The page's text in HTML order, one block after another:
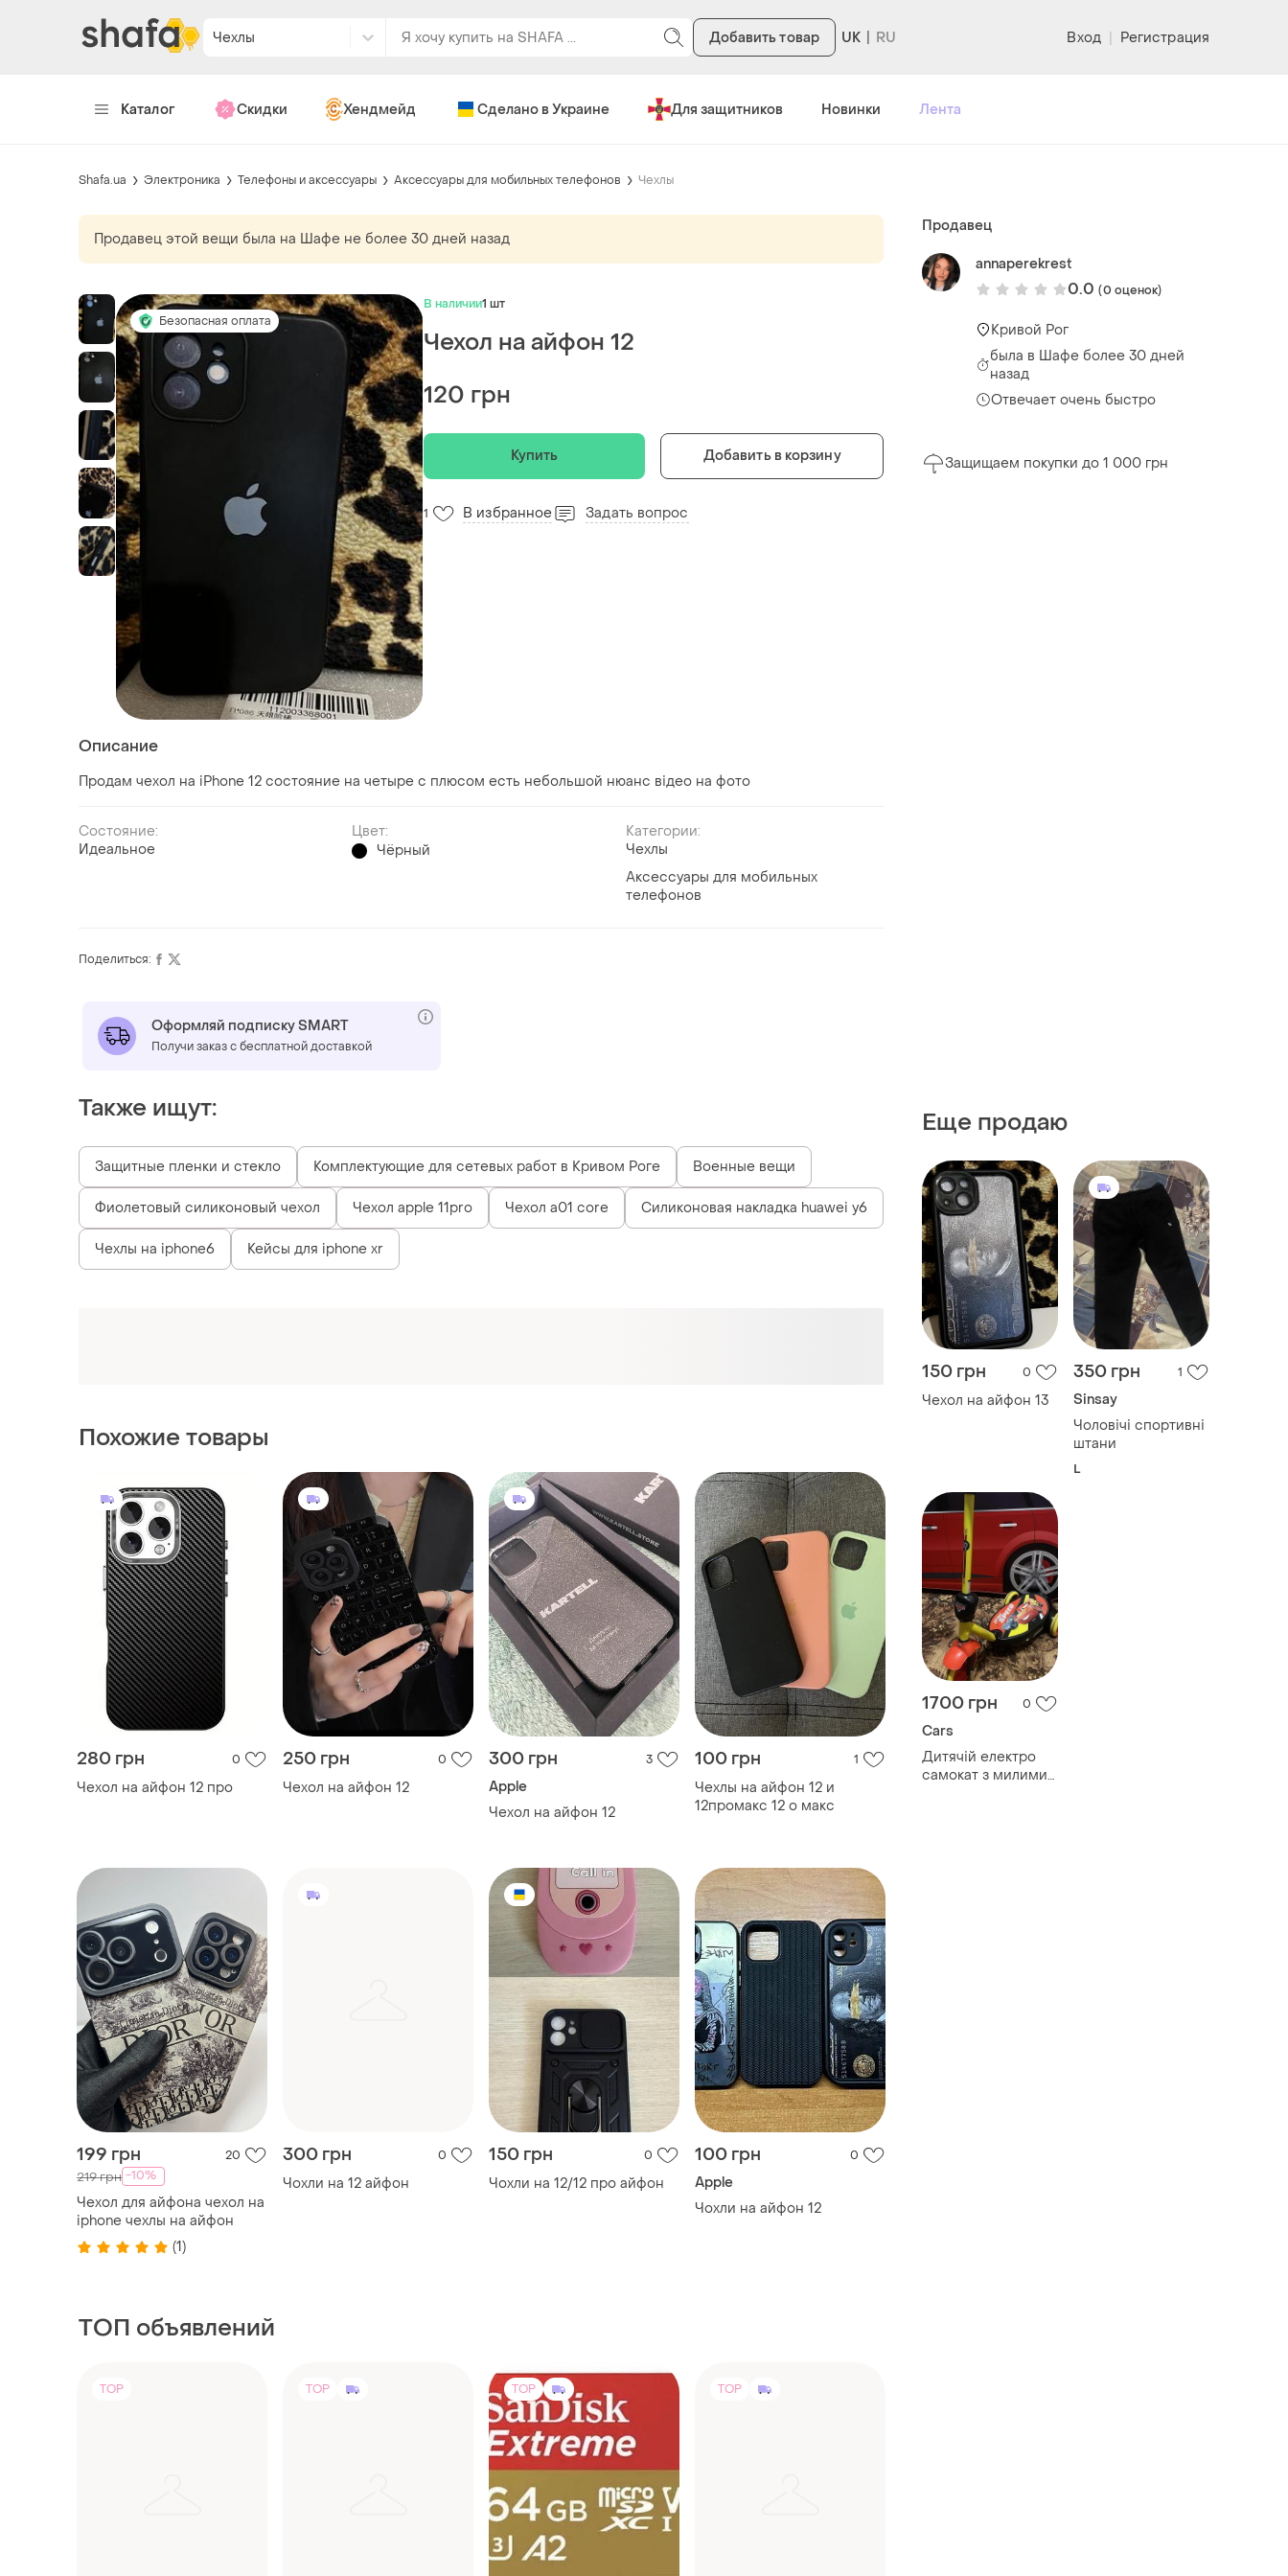
Чехлы Добавить товар UK Вход | Регистрация
Каталог Скидки Хендмейд Сделано в Украине Для защитников Новинки Лента
Shafa.ua Электроника Телефоны и аксессуары Аксессуары для мобильных телефонов Чехлы
Продавец этой вещи была на Шафе не более 30 дней назад
Безопасная оплата
В наличии1 шт
Чехол на айфон 12
120 грн
Купить Добавить в корзину
1 В избранное Задать вопрос
Описание
Продам чехол на iPhone 12 состояние на четыре с плюсом есть небольшой нюанс відео на фото
Состояние:
Идеальное
Цвет:
Чёрный
Категории:
Чехлы
Аксессуары для мобильных
телефонов
Продавец
annaperekrest
0.0 (0 оценок)
Кривой Рог
была в Шафе более 30 дней
назад
Отвечает очень быстро
Защищаем покупки до 1 000 грн
Еще продаю
150 грн 0
Чехол на айфон 13
350 грн 1
Sinsay
Чоловічі спортивні
штани
L
1700 грн 0
Cars
Дитячій електро
самокат з милими
Поделиться:
Оформляй подписку SMART
Получи заказ с бесплатной доставкой
Также ищут:
Защитные пленки и стекло Комплектующие для сетевых работ в Кривом Роге Военные вещи
Фиолетовый силиконовый чехол Чехол apple 11pro Чехол a01 core Силиконовая накладка huawei y6
Чехлы на iphone6 Кейсы для iphone xr
280 грн
Чехол на айфон 12 про
250 грн 0
Чехол на айфон 12
300 грн 3
Apple
Чехол на айфон 12
100 грн
Чехлы на айфон 12 и
12промакс 12 о макс
199 грн 20
219 грн -10%
Чехол для айфона чехол на
iphone чехлы на айфон
(1)
150 грн
Чохли на 12/12 про айфон
100 грн 0
Apple
Чохли на айфон 12
ТОП объявлений
850 грн 2
SanDisk